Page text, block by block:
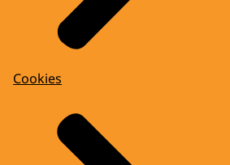
Cookies